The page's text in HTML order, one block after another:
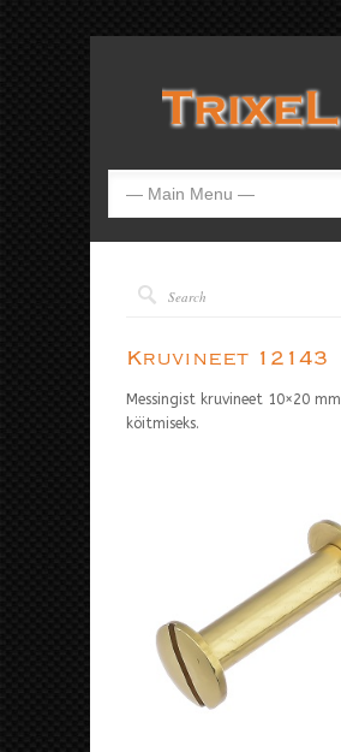
Kruvineet 12143
Messingist kruvineet 10×20 mm
köitmiseks.